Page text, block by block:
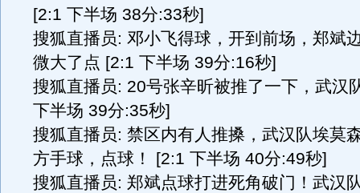
[2:1 下半场 38分:33秒]
搜狐直播员: 邓小飞得球，开到前场，郑斌
微大了点 [2:1 下半场 39分:16秒]
搜狐直播员: 20号张辛昕被推了一下，武汉
下半场 39分:35秒]
搜狐直播员: 禁区内有人推搡，武汉队埃莫
方手球，点球！ [2:1 下半场 40分:49秒]
搜狐直播员: 郑斌点球打进死角破门！武汉